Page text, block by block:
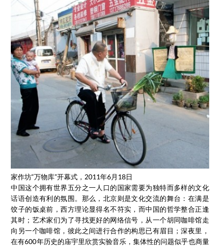
家作坊“万物库”开幕式，2011年6月18日
中国这个拥有世界五分之一人口的国家需要为独特而多样的文化
话语创造有利的氛围。那么，北京则是文化交流的舞台：在满是
饺子的饭桌前，西方理论显得名不符实，而中国的哲学整合正逢
其时；艺术家们为了寻找更好的网络信号，从一个胡同咖啡馆走
向另一个咖啡馆，彼此之间进行合作的构思已有眉目；深夜里，
在有600年历史的庙宇里欣赏实验音乐，集体性的问题似乎也商量